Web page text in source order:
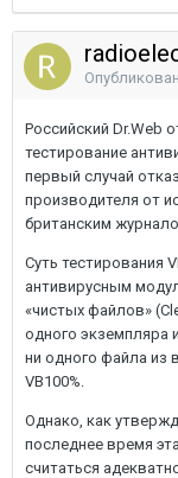
Российский Dr.Web
тестирование
первый случай
производителя от
британским
Суть тестирования
антивирусным
«чистых файлов»
одного экземпляра
ни одного файла из
VB100%.
Однако, как
последнее время
считаться